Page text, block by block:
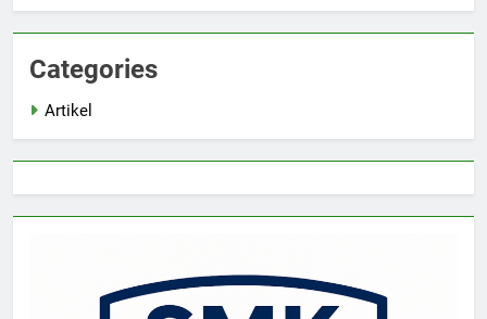
Categories
Artikel